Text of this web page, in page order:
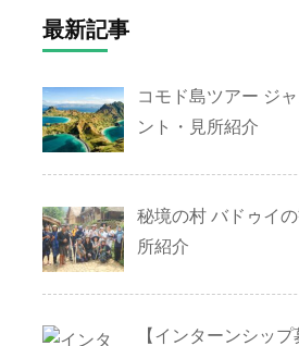
最新記事
コモド島ツアー ジ
ント・見所紹介
秘境の村 バドゥイ
所紹介
【インターンシップ